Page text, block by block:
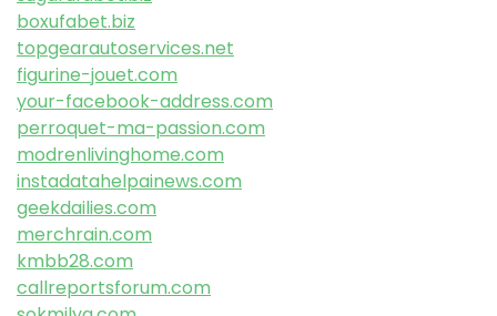
boxufabet.biz
topgearautoservices.net
figurine-jouet.com
your-facebook-address.com
perroquet-ma-passion.com
modrenlivinghome.com
instadatahelpainews.com
geekdailies.com
merchrain.com
kmbb28.com
callreportsforum.com